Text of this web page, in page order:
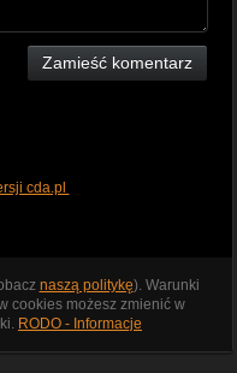
Zamieść komentarz
cda.pl
naszą politykę). Warunki
cookies możesz zmienić w
RODO - Informacje